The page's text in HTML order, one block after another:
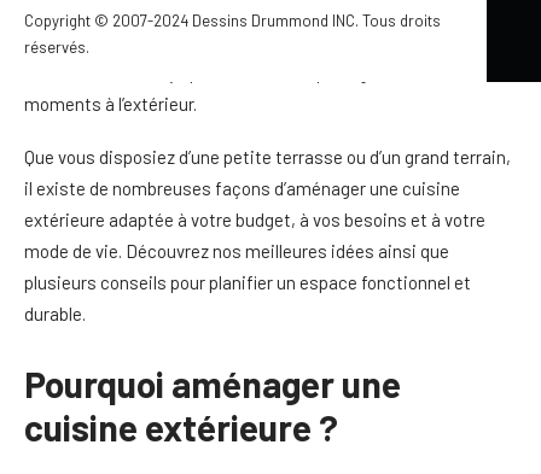
Copyright © 2007-2024 Dessins Drummond INC. Tous droits
réservés.
agréable pour la famille et les invités. Plus qu’un simple
barbecue, elle devient aujourd’hui un véritable
moments à l’extérieur.
Que vous disposiez d’une petite terrasse ou d’un grand terrain,
il existe de nombreuses façons d’aménager une cuisine
extérieure adaptée à votre budget, à vos besoins et à votre
mode de vie. Découvrez nos meilleures idées ainsi que
plusieurs conseils pour planifier un espace fonctionnel et
durable.
Pourquoi aménager une
cuisine extérieure ?